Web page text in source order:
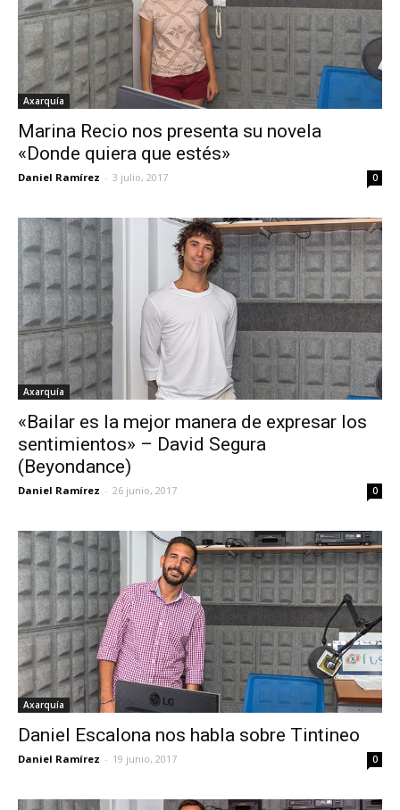
Axarquía
Marina Recio nos presenta su novela
«Donde quiera que estés»
Daniel Ramírez - 3 julio, 2017 0
Axarquía
«Bailar es la mejor manera de expresar los
sentimientos» – David Segura
(Beyondance)
Daniel Ramírez - 26 junio, 2017 0
Axarquía
Daniel Escalona nos habla sobre Tintineo
Daniel Ramírez - 19 junio, 2017 0